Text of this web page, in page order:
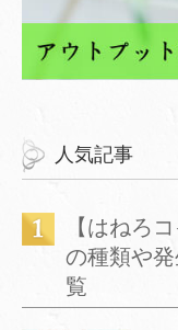
人気記事
【はねろ
の種類や
覧